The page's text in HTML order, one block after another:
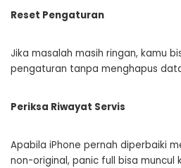
Reset Pengaturan
Jika masalah masih ringan, kamu
pengaturan tanpa menghapus
Periksa Riwayat Servis
Apabila iPhone pernah diperbaiki
non-original, panic full bisa muncul